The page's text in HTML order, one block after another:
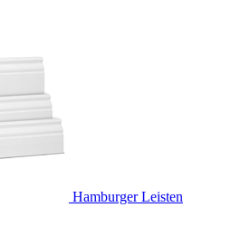
Hamburger Leisten